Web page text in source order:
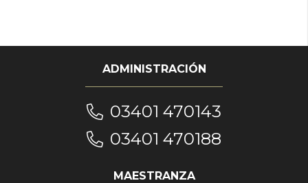
ADMINISTRACIÓN
03401 470143
03401 470188
MAESTRANZA